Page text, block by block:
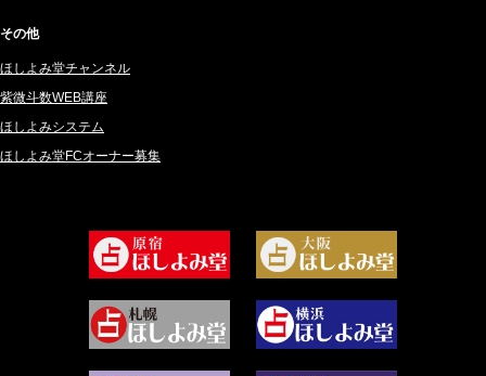
桜望巴千 (270)
綺咲みゆき (22)
比呂 酒井 (59)
ロザリン (157)
坂宮 鈴果 (82)
尾羽奈美海 (95)
藻那ムール (2)
2024年12月 (57)
2024年11月 (38)
2024年10月 (36)
2024年9月 (39)
2024年8月 (45)
2024年5月 (92)
2024年3月 (49)
2024年2月 (40)
その他
ほしよみ堂チャンネル
紫微斗数WEB講座
ほしよみシステム
ほしよみ堂FCオーナー募集